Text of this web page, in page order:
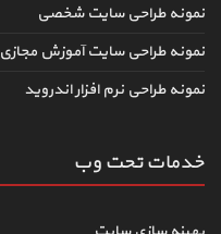
نمونه طراحی سایت شخصی
نمونه طراحی سایت آموزش مجازی
نمونه طراحی نرم افزار اندروید
خدمات تحت وب